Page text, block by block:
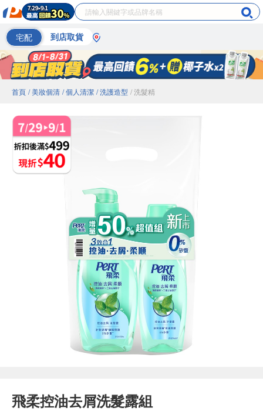
宅配 到店取貨
首頁 / 美妝個清 / 個人清潔 / 洗護造型 / 洗髮精
飛柔控油去屑洗髮露組